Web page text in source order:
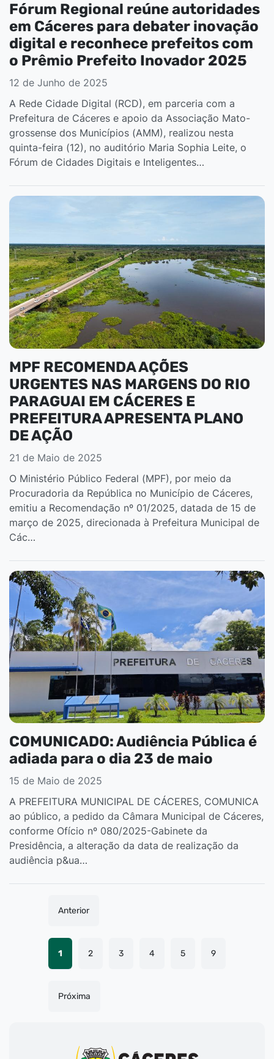
Fórum Regional reúne autoridades
em Cáceres para debater inovação
digital e reconhece prefeitos com
o Prêmio Prefeito Inovador 2025
12 de Junho de 2025
A Rede Cidade Digital (RCD), em parceria com a
Prefeitura de Cáceres e apoio da Associação Mato-
grossense dos Municípios (AMM), realizou nesta
quinta-feira (12), no auditório Maria Sophia Leite, o
Fórum de Cidades Digitais e Inteligentes…
MPF RECOMENDA AÇÕES
URGENTES NAS MARGENS DO RIO
PARAGUAI EM CÁCERES E
PREFEITURA APRESENTA PLANO
DE AÇÃO
21 de Maio de 2025
O Ministério Público Federal (MPF), por meio da
Procuradoria da República no Município de Cáceres,
emitiu a Recomendação nº 01/2025, datada de 15 de
março de 2025, direcionada à Prefeitura Municipal de
Các…
COMUNICADO: Audiência Pública é
adiada para o dia 23 de maio
15 de Maio de 2025
A PREFEITURA MUNICIPAL DE CÁCERES, COMUNICA
ao público, a pedido da Câmara Municipal de Cáceres,
conforme Ofício nº 080/2025-Gabinete da
Presidência, a alteração da data de realização da
audiência p&ua…
Anterior
1 2 3 4 5 9
Próxima